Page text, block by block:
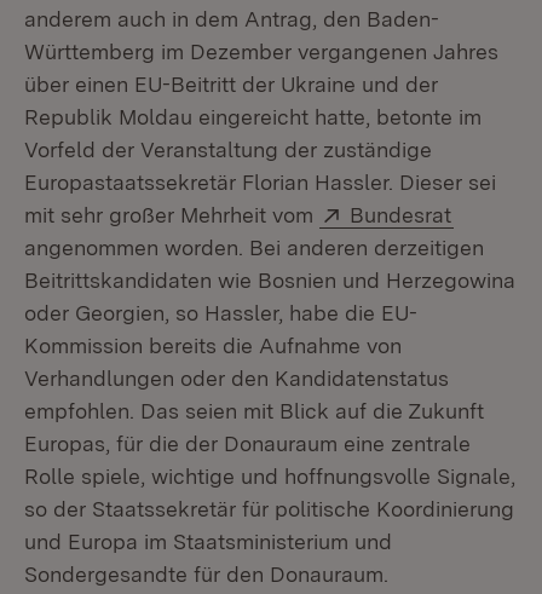
anderem auch in dem Antrag, den Baden-
Württemberg im Dezember vergangenen Jahres
über einen EU-Beitritt der Ukraine und der
Republik Moldau eingereicht hatte, betonte im
Vorfeld der Veranstaltung der zuständige
Europastaatssekretär Florian Hassler. Dieser sei
mit sehr großer Mehrheit vom
Extern:
Bundesrat
angenommen worden. Bei anderen derzeitigen
Beitrittskandidaten wie Bosnien und Herzegowina
oder Georgien, so Hassler, habe die EU-
Kommission bereits die Aufnahme von
Verhandlungen oder den Kandidatenstatus
empfohlen. Das seien mit Blick auf die Zukunft
Europas, für die der Donauraum eine zentrale
Rolle spiele, wichtige und hoffnungsvolle Signale,
so der Staatssekretär für politische Koordinierung
und Europa im Staatsministerium und
Sondergesandte für den Donauraum.